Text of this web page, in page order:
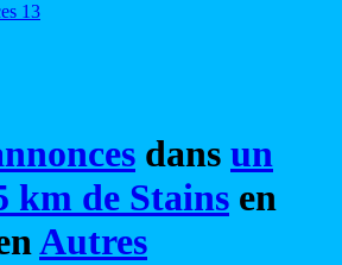
13
dans un
km de Stains en
Autres